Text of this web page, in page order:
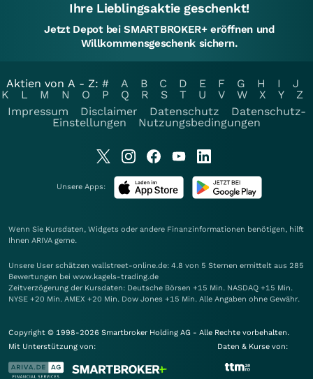
Ihre Lieblingsaktie geschenkt!
Jetzt Depot bei SMARTBROKER+ eröffnen und
Willkommensgeschenk sichern.
Aktien von A - Z: # A B C D E F G H I
J
K
L M N O P Q R S T U V W X Y
Z
Impressum
Disclaimer Datenschutz
Datenschutz-
Einstellungen
Nutzungsbedingungen
Unsere Apps:
Wenn Sie Kursdaten, Widgets oder andere Finanzinformationen benötigen, hilft
Ihnen ARIVA gerne.
Unsere User schätzen wallstreet-online.de: 4.8 von 5 Sternen ermittelt aus 285
Bewertungen bei www.kagels-trading.de
Zeitverzögerung der Kursdaten: Deutsche Börsen +15 Min. NASDAQ +15 Min.
NYSE +20 Min. AMEX +20 Min. Dow Jones +15 Min. Alle Angaben ohne Gewähr.
Copyright © 1998-2026 Smartbroker Holding AG - Alle Rechte vorbehalten.
Mit Unterstützung von:
Daten & Kurse von: